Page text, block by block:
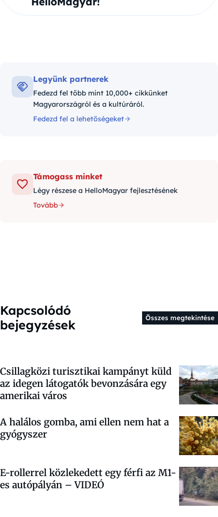
Legyünk partnerek
Fedezd fel több mint 10,000+ cikkünket
Magyarországról és a kultúráról.
Fedezd fel a lehetőségeket
Támogass minket
Légy részese a HelloMagyar fejlesztésének
Tovább
Kapcsolódó
bejegyzések
Összes megtekintése
Csillagközi turisztikai kampányt küld
az idegen látogatók bevonzására egy
amerikai város
A halálos gomba, ami ellen nem hat a
gyógyszer
E-rollerrel közlekedett egy férfi az M1-
es autópályán –VIDEÓ